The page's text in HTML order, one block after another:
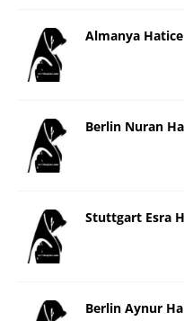
Almanya Hatice
Berlin Nuran
Stuttgart Esra
Berlin Aynur